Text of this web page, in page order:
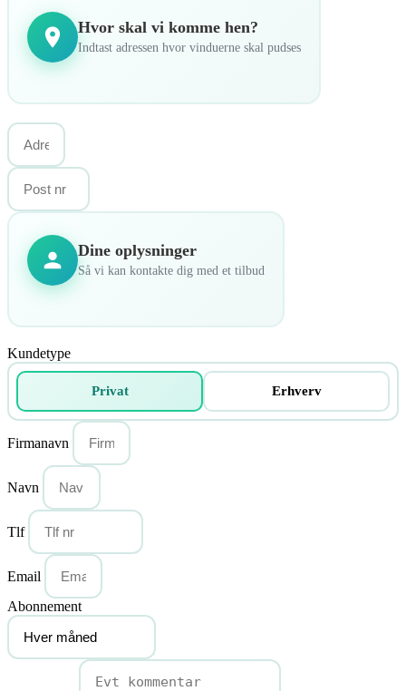
Hvor skal vi komme hen?
Indtast adressen hvor vinduerne skal pudses
Dine oplysninger
Så vi kan kontakte dig med et tilbud
Kundetype
Privat Erhverv
Firmanavn
Navn
Tlf
Email
Abonnement